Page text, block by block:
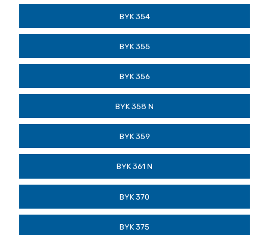
BYK 354
BYK 355
BYK 356
BYK 358 N
BYK 359
BYK 361 N
BYK 370
BYK 375